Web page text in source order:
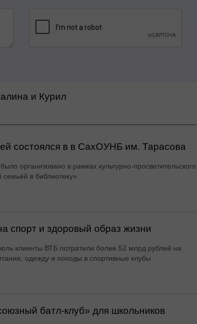
и Курил
состоялся в в СахОУНБ им. Тарасова
организовано в рамках культурно-просветительского
семьёй в библиотеку»
спорт и здоровый образ жизни
клиенты ВТБ потратили более 52 млрд рублей на
одежду и походы в спортивные клубы
батл-клуб» для школьников